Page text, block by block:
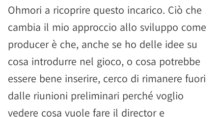
Ohmori a ricoprire questo incarico. Ciò che
cambia il mio approccio allo sviluppo come
producer è che, anche se ho delle idee su
cosa introdurre nel gioco, o cosa potrebbe
essere bene inserire, cerco di rimanere fuori
dalle riunioni preliminari perché voglio
vedere cosa vuole fare il director e